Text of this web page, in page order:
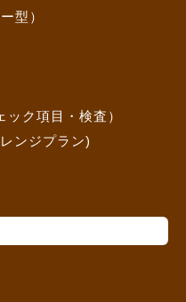
型）
ク項目・検査）
ンジプラン)